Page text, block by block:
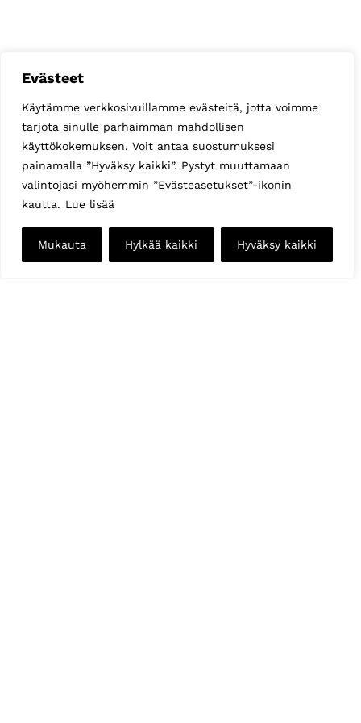
Evästeet
Käytämme verkkosivuillamme evästeitä, jotta voimme
tarjota sinulle parhaimman mahdollisen
käyttökokemuksen. Voit antaa suostumuksesi
painamalla ”Hyväksy kaikki”. Pystyt muuttamaan
valintojasi myöhemmin ”Evästeasetukset”-ikonin
kautta. Lue lisää
Mukauta Hylkää kaikki Hyväksy kaikki